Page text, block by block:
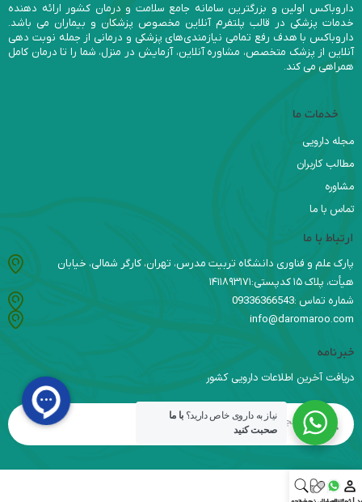
داروباکس اولین و بزرگترین سامانه جامع سلامت و درمان کشور ارائه دهنده
خدمات پزشکی در قالب پلتفرم آنلاین مخصوص پزشکان و بیماران می باشد.
داروباکس با هدف رفع تمامی نیازمندی‌های پزشکی و درمانی از جمله نوبت دهی
آنلاین از پزشک متخصص، مشاوره آنلاین، آزمایش در منزل، شما را تا درمان کامل
همراهی می کند.
خدمات ما
مجله دارویی
مطالب کاربران
مشاوره
تماس با ما
ارتباط با ما
پارک علم و فناوری دانشگاه تربیت مدرس، تهران، کارگر شمالی، خیابان
هیأت، پلاک ۱۵ کدپستی:۱۴۱۱۸۹۳۱۷۱
شماره تماس :09336366543
info@daromaroo.com
خبرنامه
دریافت آخرین اطلاعات دارویی کشور
نیاز به داروی خاص دارید؟ با ما
صحبت کنید